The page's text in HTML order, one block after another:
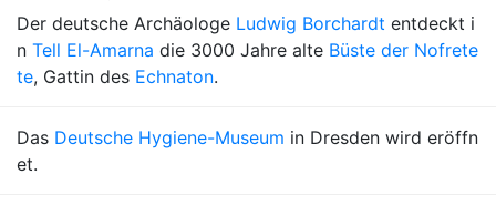
Der deutsche Archäologe Ludwig Borchardt entdeckt i
n Tell El-Amarna die 3000 Jahre alte Büste der Nofrete
te, Gattin des Echnaton.
Das Deutsche Hygiene-Museum in Dresden wird eröffn
et.